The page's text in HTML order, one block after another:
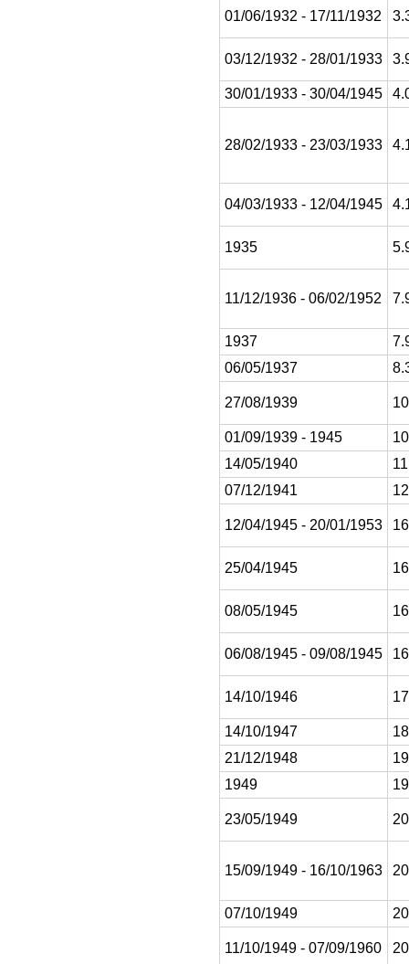
01/06/1932 - 17/11/1932
03/12/1932 - 28/01/1933
30/01/1933 - 30/04/1945
28/02/1933 - 23/03/1933
04/03/1933 - 12/04/1945
1935
11/12/1936 - 06/02/1952
1937
06/05/1937
27/08/1939
01/09/1939 - 1945
14/05/1940
07/12/1941
12/04/1945 - 20/01/1953
25/04/1945
08/05/1945
06/08/1945 - 09/08/1945
14/10/1946
14/10/1947
21/12/1948
1949
23/05/1949
15/09/1949 - 16/10/1963
07/10/1949
11/10/1949 - 07/09/1960